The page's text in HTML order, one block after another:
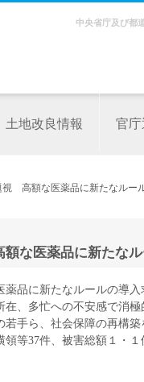
中央省庁及び都
土地改良情報 官
視 高額な医薬品に新たなルー
な医薬品に新たな
品に新たなルールの導入
、多忙への不安感で消極
手ら、社会保障の再構築
等37件、被害総額１・１